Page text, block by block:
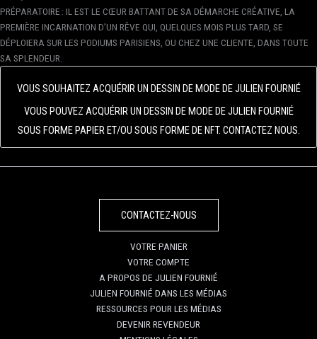
PRÉPARATOIRE : IL EST LE CŒUR BATTANT DE SA DÉMARCHE CRÉATIVE, LA
PREMIÈRE INCARNATION D’UN RÊVE QUI, QUELQUES MOIS PLUS TARD, SE
DÉPLOIERA SUR LES PODIUMS PARISIENS, OU CHEZ UNE CLIENTE, DANS TOUTE
SA SPLENDEUR.
VOUS SOUHAITEZ ACQUÉRIR UN DESSIN DE MODE DE JULIEN FOURNIÉ
VOUS POUVEZ ACQUÉRIR UN DESSIN DE MODE DE JULIEN FOURNIÉ
SOUS FORME PAPIER ET/OU SOUS FORME DE NFT. CONTACTEZ NOUS.
CONTACTEZ-NOUS
VOTRE PANIER
VOTRE COMPTE
A PROPOS DE JULIEN FOURNIÉ
JULIEN FOURNIÉ DANS LES MÉDIAS
RESSOURCES POUR LES MÉDIAS
DEVENIR REVENDEUR